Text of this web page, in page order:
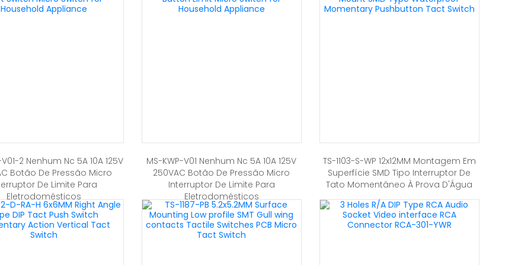
2 Nenhum Nc 5A 10A 125V
Botão De Pressão Micro
De Limite Para
Eletrodomésticos
MS-KWP-V01 Nenhum Nc 5A 10A 125V
250VAC Botão De Pressão Micro
Interruptor De Limite Para
Eletrodomésticos
TS-1103-S-WP 12x12MM Montagem Em
Superfície SMD Tipo Interruptor De
Tato Momentâneo À Prova D'Água